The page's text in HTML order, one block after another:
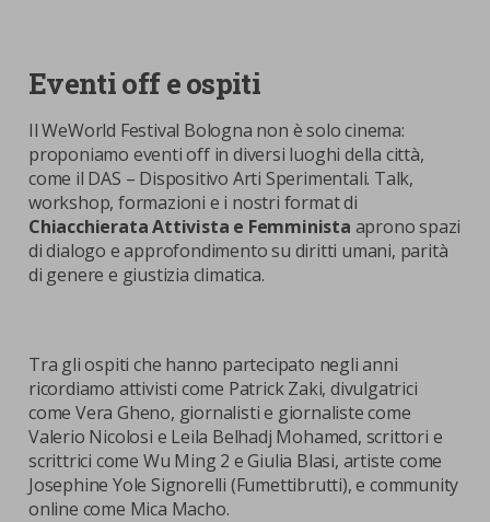
Eventi off e ospiti
Il WeWorld Festival Bologna non è solo cinema:
proponiamo eventi off in diversi luoghi della città,
come il DAS – Dispositivo Arti Sperimentali. Talk,
workshop, formazioni e i nostri format di
Chiacchierata Attivista e Femminista aprono spazi
di dialogo e approfondimento su diritti umani, parità
di genere e giustizia climatica.
Tra gli ospiti che hanno partecipato negli anni
ricordiamo attivisti come Patrick Zaki, divulgatrici
come Vera Gheno, giornalisti e giornaliste come
Valerio Nicolosi e Leila Belhadj Mohamed, scrittori e
scrittrici come Wu Ming 2 e Giulia Blasi, artiste come
Josephine Yole Signorelli (Fumettibrutti), e community
online come Mica Macho.